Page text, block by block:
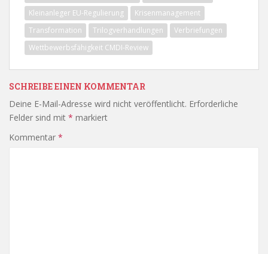
Kleinanleger EU-Regulierung
Krisenmanagement
Transformation
Trilogverhandlungen
Verbriefungen
Wettbewerbsfähigkeit CMDI-Review
SCHREIBE EINEN KOMMENTAR
Deine E-Mail-Adresse wird nicht veröffentlicht. Erforderliche
Felder sind mit * markiert
Kommentar *